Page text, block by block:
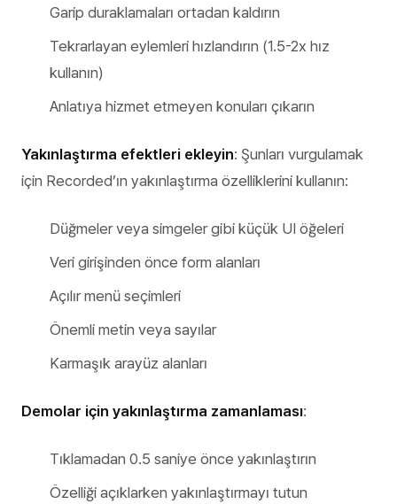
Garip duraklamaları ortadan kaldırın
Tekrarlayan eylemleri hızlandırın (1.5-2x hız
kullanın)
Anlatıya hizmet etmeyen konuları çıkarın
Yakınlaştırma efektleri ekleyin: Şunları vurgulamak
için Recorded’ın yakınlaştırma özelliklerini kullanın:
Düğmeler veya simgeler gibi küçük UI öğeleri
Veri girişinden önce form alanları
Açılır menü seçimleri
Önemli metin veya sayılar
Karmaşık arayüz alanları
Demolar için yakınlaştırma zamanlaması:
Tıklamadan 0.5 saniye önce yakınlaştırın
Özelliği açıklarken yakınlaştırmayı tutun